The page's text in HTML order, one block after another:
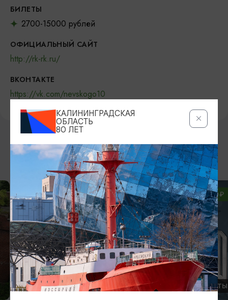
БИЛЕТЫ
2700-15000 рублей
ОФИЦИАЛЬНЫЙ САЙТ
http://rk-rk.ru/
ВКОНТАКТЕ
https://vk.com/nevskogo10
ВОЗМОЖНО ВАС ЗАИНТЕРЕСУЕТ
ДЕТЯМ
ОТ 2500₽
КОНЦЕРТЫ
КАЛИНИНГРАДСКАЯ
ОБЛАСТЬ
80 ЛЕТ